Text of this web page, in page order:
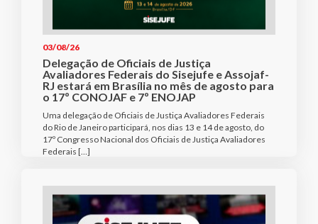
03/08/26
Delegação de Oficiais de Justiça
Avaliadores Federais do Sisejufe e Assojaf-
RJ estará em Brasília no mês de agosto para
o 17º CONOJAF e 7º ENOJAP
Uma delegação de Oficiais de Justiça Avaliadores Federais
do Rio de Janeiro participará, nos dias 13 e 14 de agosto, do
17º Congresso Nacional dos Oficiais de Justiça Avaliadores
Federais […]